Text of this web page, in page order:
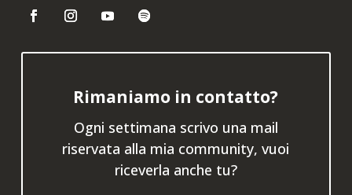
Rimaniamo in contatto?
Ogni settimana scrivo una mail
riservata alla mia community, vuoi
riceverla anche tu?